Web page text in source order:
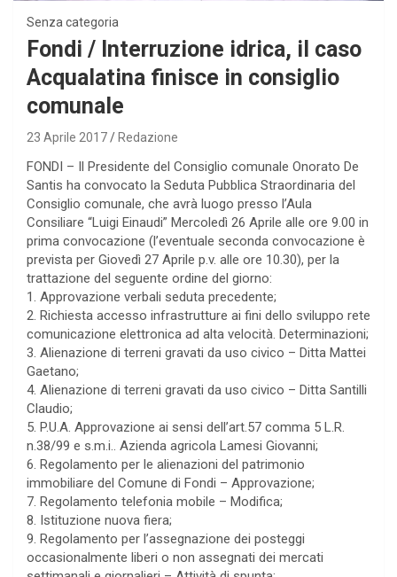
Senza categoria
Fondi / Interruzione idrica, il caso
Acqualatina finisce in consiglio
comunale
23 Aprile 2017 Redazione
FONDI – Il Presidente del Consiglio comunale Onorato De
Santis ha convocato la Seduta Pubblica Straordinaria del
Consiglio comunale, che avrà luogo presso l’Aula
Consiliare “Luigi Einaudi” Mercoledì 26 Aprile alle ore 9.00 in
prima convocazione (l’eventuale seconda convocazione è
prevista per Giovedì 27 Aprile p.v. alle ore 10.30), per la
trattazione del seguente ordine del giorno:
1. Approvazione verbali seduta precedente;
2. Richiesta accesso infrastrutture ai fini dello sviluppo rete
comunicazione elettronica ad alta velocità. Determinazioni;
3. Alienazione di terreni gravati da uso civico – Ditta Mattei
Gaetano;
4. Alienazione di terreni gravati da uso civico – Ditta Santilli
Claudio;
5. P.U.A. Approvazione ai sensi dell’art.57 comma 5 L.R.
n.38/99 e s.m.i.. Azienda agricola Lamesi Giovanni;
6. Regolamento per le alienazioni del patrimonio
immobiliare del Comune di Fondi – Approvazione;
7. Regolamento telefonia mobile – Modifica;
8. Istituzione nuova fiera;
9. Regolamento per l’assegnazione dei posteggi
occasionalmente liberi o non assegnati dei mercati